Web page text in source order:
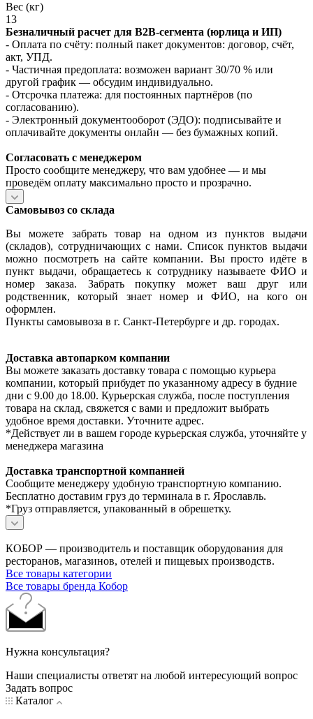
Вес (кг)
13
Безналичный расчет для B2B‑сегмента (юрлица и ИП)
- Оплата по счёту: полный пакет документов: договор, счёт,
акт, УПД.
- Частичная предоплата: возможен вариант 30/70 % или
другой график — обсудим индивидуально.
- Отсрочка платежа: для постоянных партнёров (по
согласованию).
- Электронный документооборот (ЭДО): подписывайте и
оплачивайте документы онлайн — без бумажных копий.
Согласовать с менеджером
Просто сообщите менеджеру, что вам удобнее — и мы
проведём оплату максимально просто и прозрачно.
Самовывоз со склада
Вы можете забрать товар на одном из пунктов выдачи
(складов), сотрудничающих с нами. Список пунктов выдачи
можно посмотреть на сайте компании. Вы просто идёте в
пункт выдачи, обращаетесь к сотруднику называете ФИО и
номер заказа. Забрать покупку может ваш друг или
родственник, который знает номер и ФИО, на кого он
оформлен.
Пункты самовывоза в г. Санкт-Петербурге и др. городах.
Доставка автопарком компании
Вы можете заказать доставку товара с помощью курьера
компании, который прибудет по указанному адресу в будние
дни с 9.00 до 18.00. Курьерская служба, после поступления
товара на склад, свяжется с вами и предложит выбрать
удобное время доставки. Уточните адрес.
*Действует ли в вашем городе курьерская служба, уточняйте у
менеджера магазина
Доставка транспортной компанией
Сообщите менеджеру удобную транспортную компанию.
Бесплатно доставим груз до терминала в г. Ярославль.
*Груз отправляется, упакованный в обрешетку.
КОБОР — производитель и поставщик оборудования для
ресторанов, магазинов, отелей и пищевых производств.
Все товары категории
Все товары бренда Кобор
Нужна консультация?
Наши специалисты ответят на любой интересующий вопрос
Задать вопрос
Каталог